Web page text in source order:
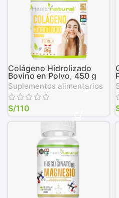
Colágeno Hidrolizado
Bovino en Polvo, 450 g
Suplementos alimentarios
S/110